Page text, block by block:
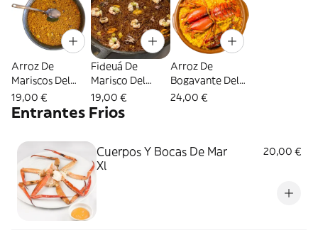
Arroz De
Mariscos Del
Señorito
19,00 €
Fideuá De
Marisco Del
Señorito
19,00 €
Arroz De
Bogavante Del
Señorito
24,00 €
Entrantes Frios
Cuerpos Y Bocas De Mar
Xl
20,00 €